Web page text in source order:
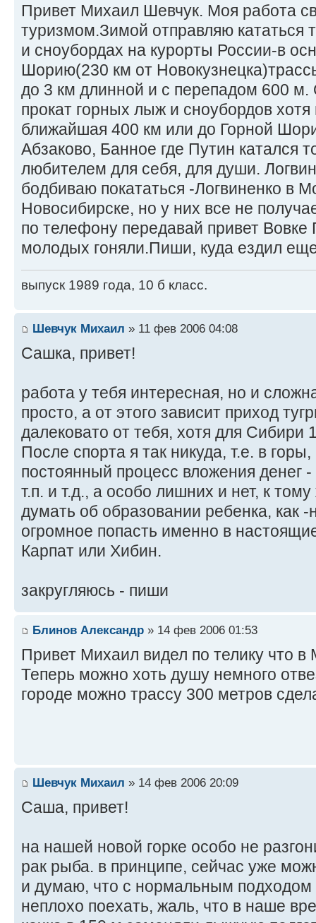
Привет Михаил Шевчук. Моя работа
туризмом.Зимой отправляю кататься
и сноубордах на курорты России-в
Шорию(230 км от
до 3 км длинной и с перепадом 600 м.
прокат горных лыж и сноубордов хотя
ближайшая 400 км или до Горной
Абзаково, Банное где Путин катался
любителем для себя, для души.
бодбиваю покататься -Логвиненко в
Новосибирске, но у них все не
по телефону передавай привет
молодых гоняли.Пиши, куда ездил еще
выпуск 1989 года, 10 б класс.
Шевчук Михаил » 11 фев 2006 04:08
Cашка, привет!
работа у тебя интересная, но и
просто, а от этого зависит приход
далековато от тебя, хотя для
После спорта я так никуда, т.е. в
постоянный процесс вложения денег
т.п. и т.д., а особо лишних и нет, к
думать об образовании ребенка, как -
огромное попасть именно в
Карпат или Хибин.
закругляюсь - пиши
Блинов Александр » 14 фев 2006 01:53
Привет Михаил видел по телику что в
Теперь можно хоть душу немного
городе можно трассу 300 метров
Шевчук Михаил » 14 фев 2006 20:09
Cаша, привет!
на нашей новой горке особо не
рак рыба. в принципе, сейчас уже
и думаю, что с нормальным
неплохо поехать, жаль, что в наше